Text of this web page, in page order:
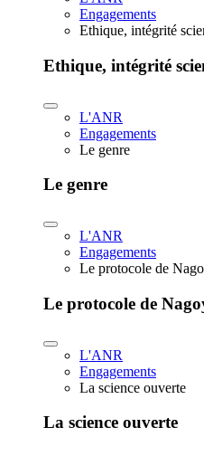
Engagements
Ethique, intégrité
Ethique, intégrité
L'ANR
Engagements
Le genre
Le genre
L'ANR
Engagements
Le protocole de
Le protocole de
L'ANR
Engagements
La science ouverte
La science ouverte